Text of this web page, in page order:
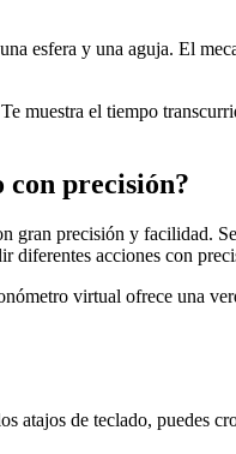
esfera y una aguja. El
muestra el tiempo
precisión?
gran precisión y facilidad.
diferentes acciones con
virtual ofrece una
atajos de teclado, puedes